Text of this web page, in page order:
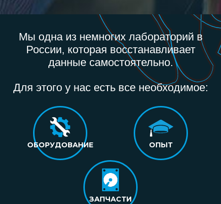
Мы одна из немногих лабораторий в
России, которая восстанавливает
данные самостоятельно.
Для этого у нас есть все необходимое:
ОБОРУДОВАНИЕ ОПЫТ
ЗАПЧАСТИ